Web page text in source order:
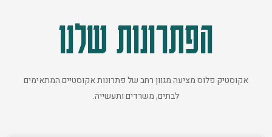
הפתרונות שלנו
אקוסטיק פלוס מציעה מגוון רחב של פתרונות אקוסטיים המתאימים
לבתים, משרדים ותעשייה.